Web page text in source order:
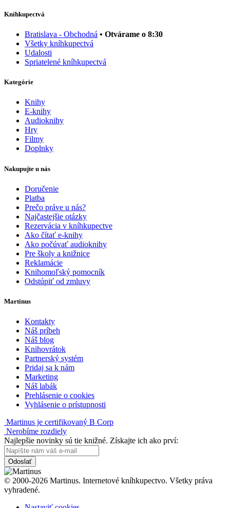
Kníhkupectvá
Bratislava - Obchodná • Otvárame o 8:30
Všetky kníhkupectvá
Udalosti
Spriatelené kníhkupectvá
Kategórie
Knihy
E-knihy
Audioknihy
Hry
Filmy
Doplnky
Nakupujte u nás
Doručenie
Platba
Prečo práve u nás?
Najčastejšie otázky
Rezervácia v kníhkupectve
Ako čítať e-knihy
Ako počúvať audioknihy
Pre školy a knižnice
Reklamácie
Knihomoľský pomocník
Odstúpiť od zmluvy
Martinus
Kontakty
Náš príbeh
Náš blog
Knihovrátok
Partnerský systém
Pridaj sa k nám
Marketing
Náš labák
Prehlásenie o cookies
Vyhlásenie o prístupnosti
Martinus je certifikovaný B Corp
Nerobíme rozdiely
Najlepšie novinky sú tie knižné. Získajte ich ako prví:
Odoslať
© 2000-2026 Martinus. Internetové kníhkupectvo. Všetky práva
vyhradené.